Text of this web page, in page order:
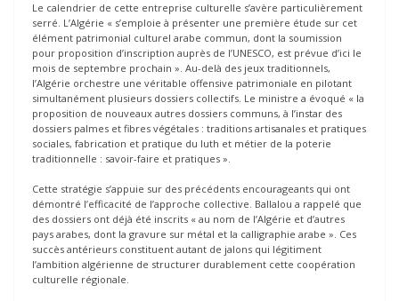
Le calendrier de cette entreprise culturelle s’avère particulièrement
serré. L’Algérie « s’emploie à présenter une première étude sur cet
élément patrimonial culturel arabe commun, dont la soumission
pour proposition d’inscription auprès de l’UNESCO, est prévue d’ici le
mois de septembre prochain ». Au-delà des jeux traditionnels,
l’Algérie orchestre une véritable offensive patrimoniale en pilotant
simultanément plusieurs dossiers collectifs. Le ministre a évoqué « la
proposition de nouveaux autres dossiers communs, à l’instar des
dossiers palmes et fibres végétales : traditions artisanales et pratiques
sociales, fabrication et pratique du luth et métier de la poterie
traditionnelle : savoir-faire et pratiques ».
Cette stratégie s’appuie sur des précédents encourageants qui ont
démontré l’efficacité de l’approche collective. Ballalou a rappelé que
des dossiers ont déjà été inscrits « au nom de l’Algérie et d’autres
pays arabes, dont la gravure sur métal et la calligraphie arabe ». Ces
succès antérieurs constituent autant de jalons qui légitiment
l’ambition algérienne de structurer durablement cette coopération
culturelle régionale.